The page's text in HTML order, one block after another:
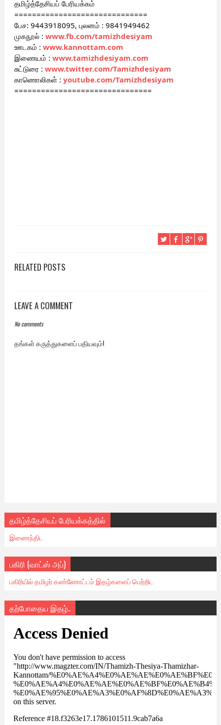
தமிழ்த்தேசியப் பேரியக்கம்
==============================
பேச: 9443918095, புலனம் : 9841949462
முகநூல் : www.fb.com/tamizhdesiyam
ஊடகம் : www.kannottam.com
இணையம் : www.tamizhdesiyam.com
சுட்டுரை : www.twitter.com/Tamizhdesiyam
காணொலிகள் : youtube.com/Tamizhdesiyam
===============================
RELATED POSTS
LEAVE A COMMENT
No comments
தங்கள் கருத்துகளைப் பதியவும்!
தமிழ்த்தேசியப் பேரியக்கத்தில்
இணைந்திட
பகிரி (வாட்ஸ் அப்)
பகிரியில் தமிழர் கண்ணோட்டம் இதழ்களைப் பெற்றிட
தற்போதைய இதழ்..